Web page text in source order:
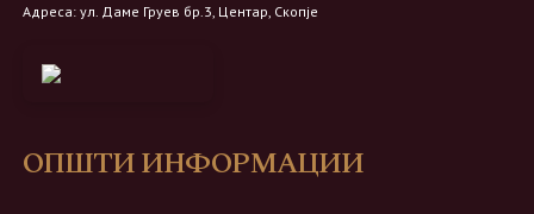
Адреса: ул. Даме Груев бр.3, Центар, Скопје
ОПШТИ ИНФОРМАЦИИ